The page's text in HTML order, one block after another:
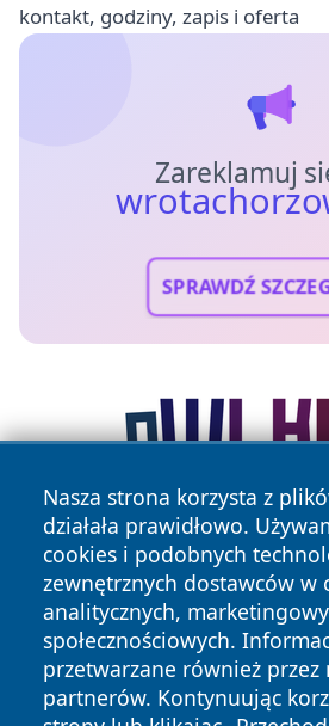
kontakt, godziny, zapis i oferta
Zareklamuj
SPRAWDŹ
Nasza strona korzysta z
działała prawidłowo.
cookies i podobnych
zewnętrznych dostawców w
analitycznych,
społecznościowych.
przetwarzane również przez
partnerów. Kontynuując
Copyright © 2026 wrotachorzowa.pl
zastrzeżone.